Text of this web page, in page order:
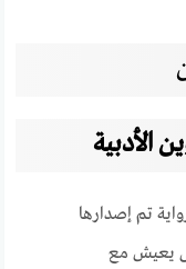
الأدبية
تم إصدارها
فتى يعيش مع